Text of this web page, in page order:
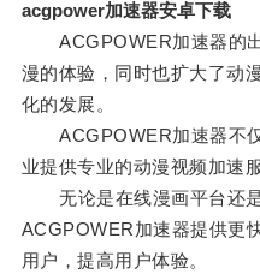
acgpower加速器安卓下载
ACGPOWER加速器的出
漫的体验，同时也扩大了动
化的发展。
ACGPOWER加速器不仅
业提供专业的动漫视频加速服
无论是在线漫画平台还是
ACGPOWER加速器提供更
用户，提高用户体验。